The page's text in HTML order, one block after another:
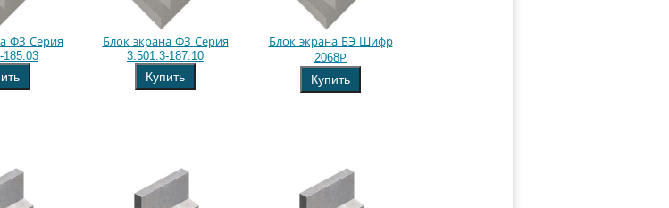
ФЗ Серия
185.03
Блок экрана ФЗ Серия
3.501.3-187.10
Купить
Блок экрана БЭ Шифр
2068Р
Купить